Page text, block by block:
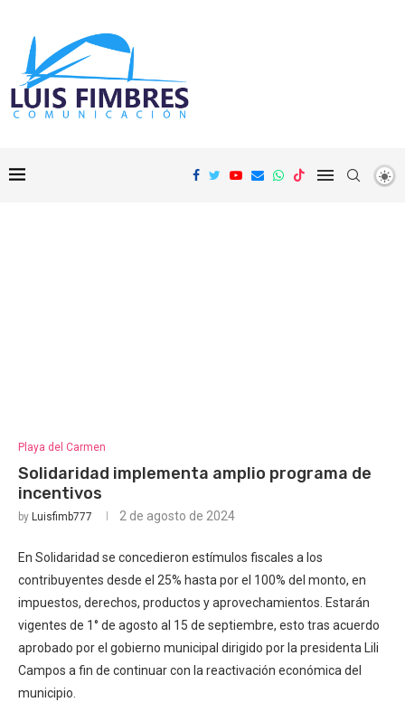
Playa del Carmen
Solidaridad implementa amplio programa de
incentivos
by Luisfimb777 2 de agosto de 2024
En Solidaridad se concedieron estímulos fiscales a los
contribuyentes desde el 25% hasta por el 100% del monto, en
impuestos, derechos, productos y aprovechamientos. Estarán
vigentes de 1° de agosto al 15 de septiembre, esto tras acuerdo
aprobado por el gobierno municipal dirigido por la presidenta Lili
Campos a fin de continuar con la reactivación económica del
municipio.